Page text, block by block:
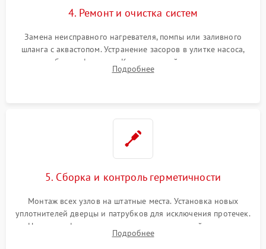
4. Ремонт и очистка систем
Замена неисправного нагревателя, помпы или заливного
шланга с аквастопом. Устранение засоров в улитке насоса,
патрубках и фильтрах. Компонентный ремонт платы
управления, восстановление поврежденной проводки.
Подробнее
5. Сборка и контроль герметичности
Монтаж всех узлов на штатные места. Установка новых
уплотнителей дверцы и патрубков для исключения протечек.
Надежная фиксация хомутов гидравлической системы,
сборка корпуса и установка датчика поплавка.
Подробнее